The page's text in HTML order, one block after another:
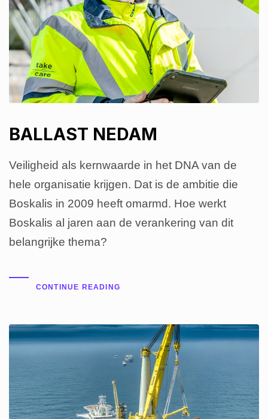
BALLAST NEDAM
Veiligheid als kernwaarde in het DNA van de
hele organisatie krijgen. Dat is de ambitie die
Boskalis in 2009 heeft omarmd. Hoe werkt
Boskalis al jaren aan de verankering van dit
belangrijke thema?
CONTINUE READING